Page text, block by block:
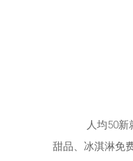
人均50新
甜品、冰淇淋免